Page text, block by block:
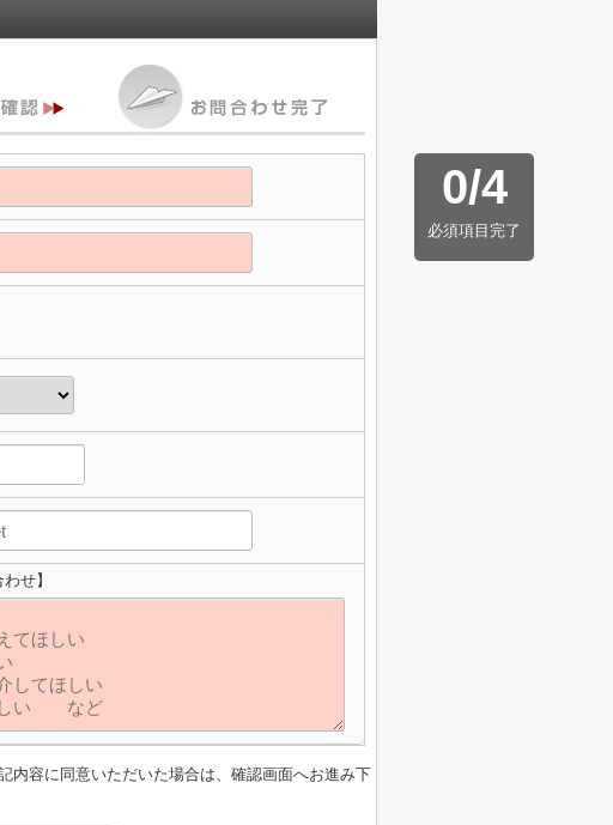
0/4
必須項目完了
せ】
内容に同意いただいた場合は、確認画面へお進み下